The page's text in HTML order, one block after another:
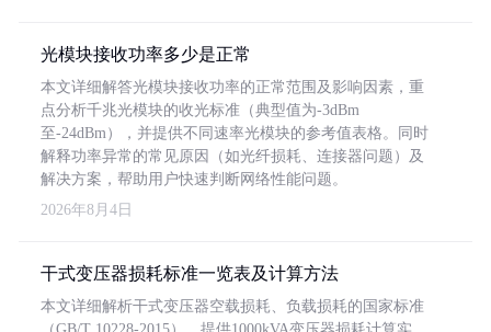
光模块接收功率多少是正常
本文详细解答光模块接收功率的正常范围及影响因素，重
点分析千兆光模块的收光标准（典型值为-3dBm
至-24dBm），并提供不同速率光模块的参考值表格。同时
解释功率异常的常见原因（如光纤损耗、连接器问题）及
解决方案，帮助用户快速判断网络性能问题。
2026年8月4日
干式变压器损耗标准一览表及计算方法
本文详细解析干式变压器空载损耗、负载损耗的国家标准